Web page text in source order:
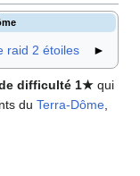
raid 2 étoiles ►
difficulté 1★ qui
du Terra-Dôme